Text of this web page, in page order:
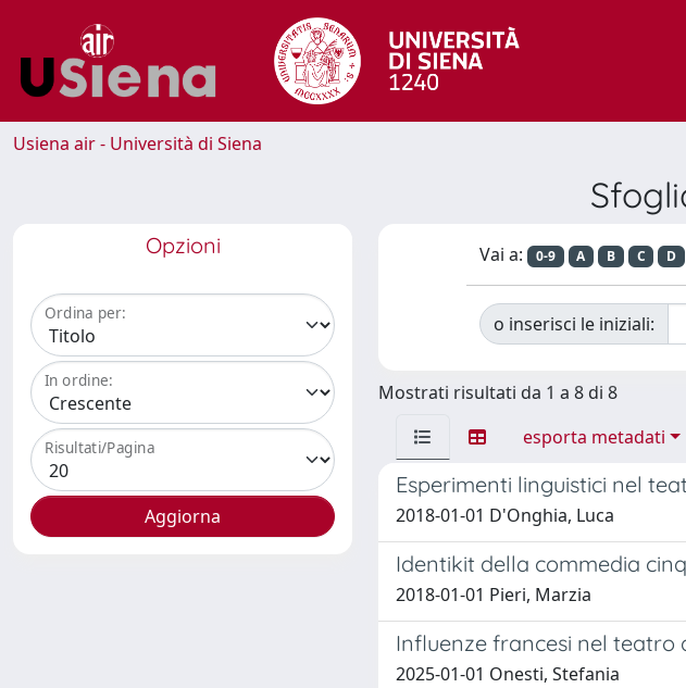
Usiena air - Università di Siena
Opzioni
Ordina per:
In ordine:
Risultati/Pagina
Vai a: 0-9 A B C D
o inserisci le iniziali:
Mostrati risultati da 1 a 8 di 8
esporta metadati
Esperimenti linguistici nel
2018-01-01 D'Onghia, Luca
Identikit della commedia
2018-01-01 Pieri, Marzia
Influenze francesi nel teatro
2025-01-01 Onesti, Stefania